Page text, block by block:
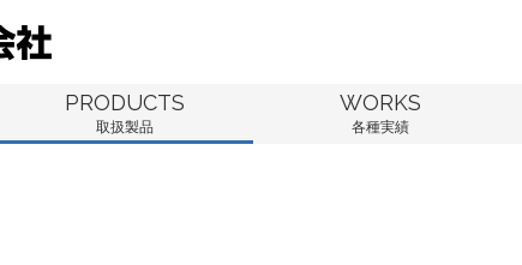
PRODUCTS
取扱製品
WORKS
各種実績